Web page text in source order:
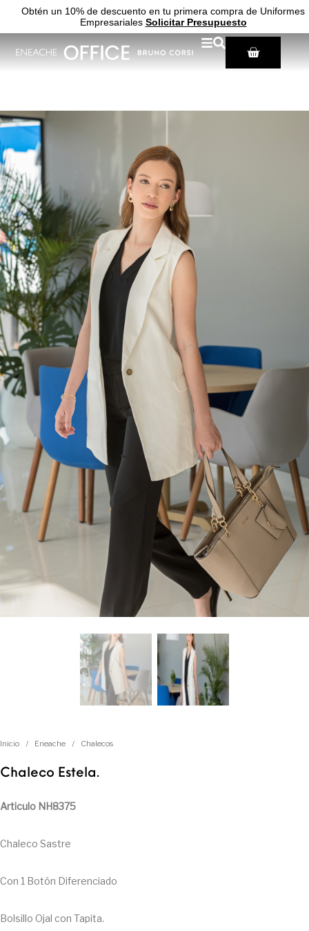
Obtén un 10% de descuento en tu primera compra de Uniformes
Empresariales Solicitar Presupuesto
Inicio / Eneache / Chalecos
Chaleco Estela.
Articulo NH8375
Chaleco Sastre
Con 1 Botón Diferenciado
Bolsillo Ojal con Tapita.